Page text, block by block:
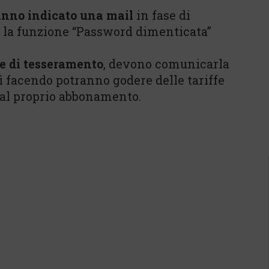
indicato una mail in fase di
funzione “Password dimenticata”
di tesseramento, devono comunicarla
facendo potranno godere delle tariffe
proprio abbonamento.